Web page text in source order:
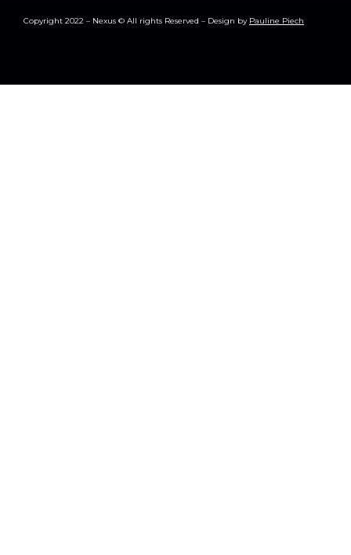
Copyright 2022 – Nexus © All rights Reserved – Design by Pauline Piech